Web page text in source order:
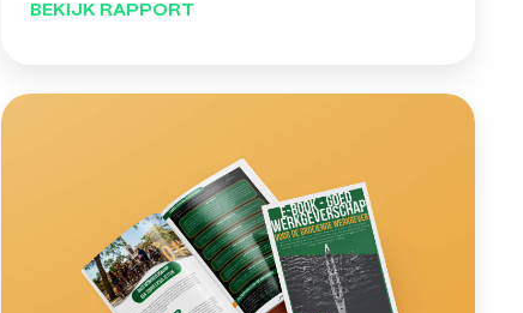
BEKIJK RAPPORT
Goed
werkgever